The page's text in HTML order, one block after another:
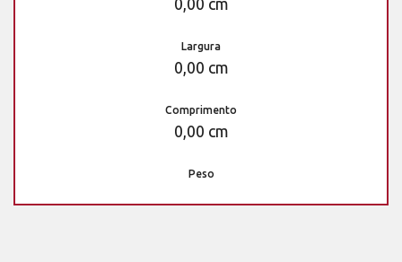
0,00 cm
Largura
0,00 cm
Comprimento
0,00 cm
Peso